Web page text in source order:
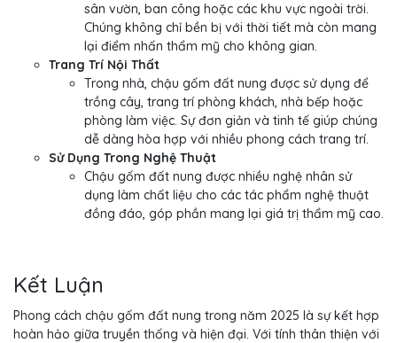
sân vườn, ban công hoặc các khu vực ngoài trời.
Chúng không chỉ bền bị với thời tiết mà còn mang
lại điểm nhấn thẩm mỹ cho không gian.
Trang Trí Nội Thất
Trong nhà, chậu gốm đất nung được sử dụng để
trồng cây, trang trí phòng khách, nhà bếp hoặc
phòng làm việc. Sự đơn giản và tinh tế giúp chúng
dễ dàng hòa hợp với nhiều phong cách trang trí.
Sử Dụng Trong Nghệ Thuật
Chậu gốm đất nung được nhiều nghệ nhân sử
dụng làm chất liệu cho các tác phẩm nghệ thuật
đồng đáo, góp phần mang lại giá trị thẩm mỹ cao.
Kết Luận
Phong cách chậu gốm đất nung trong năm 2025 là sự kết hợp
hoàn hảo giữa truyền thống và hiện đại. Với tính thân thiện với